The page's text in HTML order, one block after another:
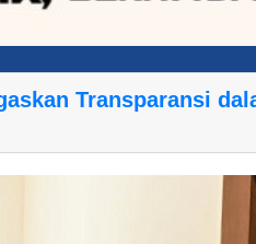
Transparansi